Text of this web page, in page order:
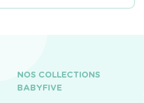
NOS COLLECTIONS
BABYFIVE